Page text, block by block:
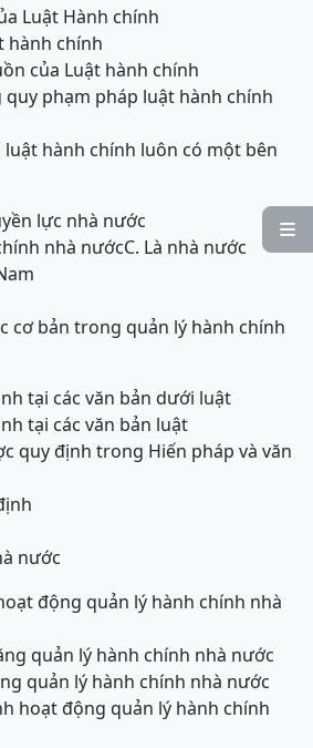

Luật Hành chính
hành chính
của Luật hành chính
quy phạm pháp luật hành chính
hành chính luôn có một bên
lực nhà nước
nhà nướcC. Là nhà nước
cơ bản trong quản lý hành chính
tại các văn bản dưới luật
tại các văn bản luật
quy định trong Hiến pháp và văn
nước
động quản lý hành chính nhà
quản lý hành chính nhà nước
quản lý hành chính nhà nước
hoạt động quản lý hành chính